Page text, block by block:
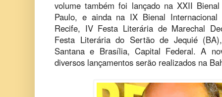
volume também foi lançado na XXII
Paulo, e ainda na IX Bienal
Recife, IV Festa Literária de Marechal
Festa Literária do Sertão de Jequié
Santana e Brasília, Capital Federal. A
diversos lançamentos serão realizados na